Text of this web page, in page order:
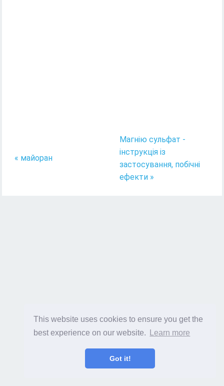
This website uses cookies to ensure you get the
best experience on our website.
Learn more
Got it!
« майоран
Магнію сульфат -
інструкція із
застосування, побічні
ефекти »